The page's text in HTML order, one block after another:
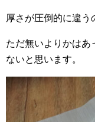
厚さが圧倒的に違う
ただ無いよりかはあ
ないと思います。